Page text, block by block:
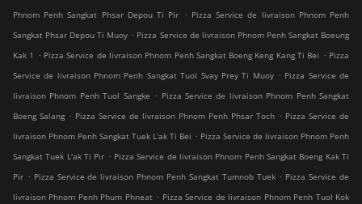
Phnom Penh Sangkat Phsar Depou Ti Pir
. Pizza Service de livraison Phnom Penh
Sangkat Phsar Depou Ti Muoy . Pizza Service de livraison Phnom Penh Sangkat Boeung
Kak 1
. Pizza Service de livraison Phnom Penh Sangkat Boeng Keng Kang Ti Bei . Pizza
Service de livraison Phnom Penh Sangkat Tuol Svay Prey Ti Muoy . Pizza Service de
livraison Phnom Penh Tuol Sangke . Pizza Service de livraison Phnom Penh Sangkat
Boeng Salang . Pizza Service de livraison Phnom Penh Phsar Toch . Pizza Service de
livraison Phnom Penh Sangkat Tuek L'ak Ti Bei . Pizza Service de livraison Phnom Penh
Sangkat Tuek L'ak Ti Pir . Pizza Service de livraison Phnom Penh Sangkat Boeng Kak Ti
Pir . Pizza Service de livraison Phnom Penh Sangkat Tumnob Tuek . Pizza Service de
livraison Phnom Penh Phum Phneat . Pizza Service de livraison Phnom Penh Tuol Kok